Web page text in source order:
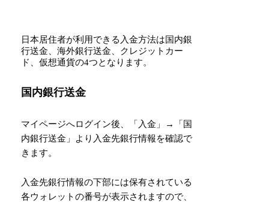
日本居住者が利用できる入金方法は国内銀
行送金、海外銀行送金、クレジットカー
ド、仮想通貨の4つとなります。
国内銀行送金
マイページへログイン後、「入金」→「国
内銀行送金」より入金先銀行情報を確認で
きます。
入金先銀行情報の下部には保有されている
各ウォレットの番号が表示されますので、